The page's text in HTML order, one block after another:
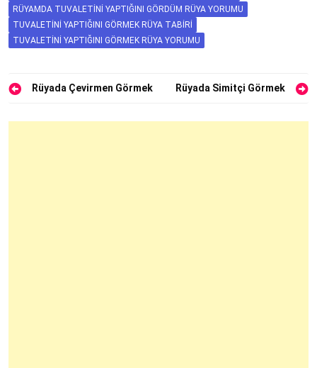
RÜYAMDA TUVALETINI YAPTIĞINI GÖRDÜM RÜYA YORUMU
TUVALETINI YAPTIĞINI GÖRMEK RÜYA TABIRI
TUVALETINI YAPTIĞINI GÖRMEK RÜYA YORUMU
YazıRüyada Çevirmen Görmek Rüyada Simitçi Görmek